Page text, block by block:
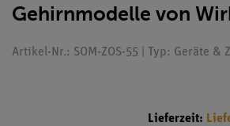
Gehirnmodelle von
Artikel-Nr.: SOM-ZOS-55 | Typ: Geräte &
Lieferzeit: